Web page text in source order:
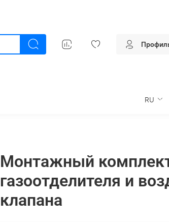
RU
Монтажный
газоотделителя и
клапана